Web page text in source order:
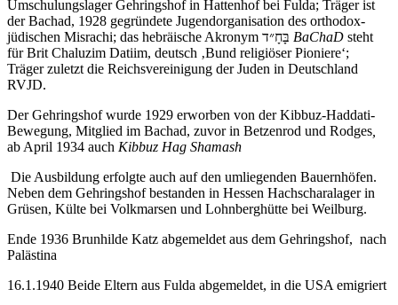
Umschulungslager Gehringshof in Hattenhof bei Fulda; Träger ist
der Bachad, 1928 gegründete Jugendorganisation des orthodox-
BaChaD steht
für Brit Chaluzim Datiim, deutsch ‚Bund religiöser Pioniere‘;
Träger zuletzt die Reichsvereinigung der Juden in Deutschland
RVJD.
Der Gehringshof wurde 1929 erworben von der Kibbuz-Haddati-
Bewegung, Mitglied im Bachad, zuvor in Betzenrod und Rodges
ab April 1934 auch Kibbuz Hag Shamash
Die Ausbildung erfolgte auch auf den umliegenden Bauernhöfen.
Neben dem Gehringshof bestanden in Hessen Hachscharalager in
Grüsen, Külte bei Volkmarsen und Lohnberghütte bei Weilburg.
Ende 1936 Brunhilde Katz abgemeldet aus dem Gehringshof, nach
Palästina
16.1.1940 Beide Eltern aus Fulda abgemeldet, in die USA emigriert